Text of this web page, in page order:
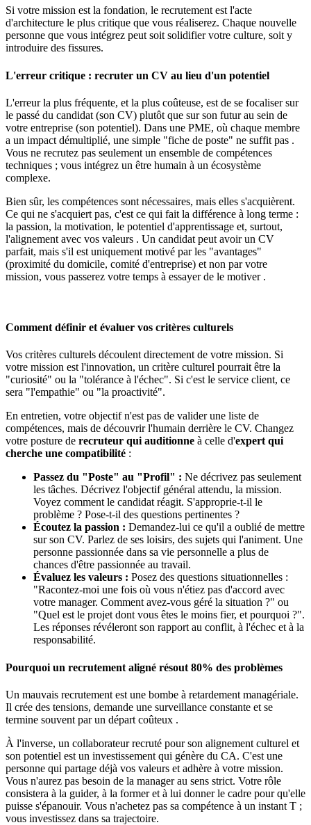
Si votre mission est la fondation, le recrutement est l'acte
d'architecture le plus critique que vous réaliserez. Chaque nouvelle
personne que vous intégrez peut soit solidifier votre culture, soit y
introduire des fissures.
L'erreur critique : recruter un CV au lieu d'un potentiel
L'erreur la plus fréquente, et la plus coûteuse, est de se focaliser sur
le passé du candidat (son CV) plutôt que sur son futur au sein de
votre entreprise (son potentiel). Dans une PME, où chaque membre
a un impact démultiplié, une simple "fiche de poste" ne suffit pas .
Vous ne recrutez pas seulement un ensemble de compétences
techniques ; vous intégrez un être humain à un écosystème
complexe.
Bien sûr, les compétences sont nécessaires, mais elles s'acquièrent.
Ce qui ne s'acquiert pas, c'est ce qui fait la différence à long terme :
la passion, la motivation, le potentiel d'apprentissage et, surtout,
l'alignement avec vos valeurs . Un candidat peut avoir un CV
parfait, mais s'il est uniquement motivé par les "avantages"
(proximité du domicile, comité d'entreprise) et non par votre
mission, vous passerez votre temps à essayer de le motiver .
Comment définir et évaluer vos critères culturels
Vos critères culturels découlent directement de votre mission. Si
votre mission est l'innovation, un critère culturel pourrait être la
"curiosité" ou la "tolérance à l'échec". Si c'est le service client, ce
sera "l'empathie" ou "la proactivité".
En entretien, votre objectif n'est pas de valider une liste de
compétences, mais de découvrir l'humain derrière le CV. Changez
votre posture de recruteur qui auditionne à celle d'expert qui
cherche une compatibilité :
Passez du "Poste" au "Profil" : Ne décrivez pas seulement
les tâches. Décrivez l'objectif général attendu, la mission.
Voyez comment le candidat réagit. S'approprie-t-il le
problème ? Pose-t-il des questions pertinentes ?
Écoutez la passion : Demandez-lui ce qu'il a oublié de mettre
sur son CV. Parlez de ses loisirs, des sujets qui l'animent. Une
personne passionnée dans sa vie personnelle a plus de
chances d'être passionnée au travail.
Évaluez les valeurs : Posez des questions situationnelles :
"Racontez-moi une fois où vous n'étiez pas d'accord avec
votre manager. Comment avez-vous géré la situation ?" ou
"Quel est le projet dont vous êtes le moins fier, et pourquoi ?".
Les réponses révéleront son rapport au conflit, à l'échec et à la
responsabilité.
Pourquoi un recrutement aligné résout 80% des problèmes
Un mauvais recrutement est une bombe à retardement managériale.
Il crée des tensions, demande une surveillance constante et se
termine souvent par un départ coûteux .
À l'inverse, un collaborateur recruté pour son alignement culturel et
son potentiel est un investissement qui génère du CA. C'est une
personne qui partage déjà vos valeurs et adhère à votre mission.
Vous n'aurez pas besoin de la manager au sens strict. Votre rôle
consistera à la guider, à la former et à lui donner le cadre pour qu'elle
puisse s'épanouir. Vous n'achetez pas sa compétence à un instant T ;
vous investissez dans sa trajectoire.